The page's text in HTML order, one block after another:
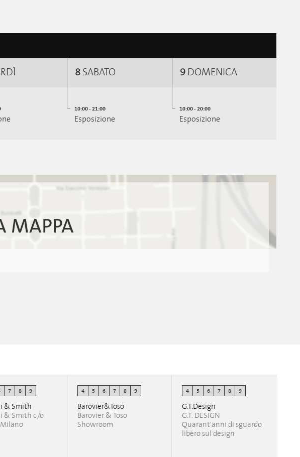
8 SABATO
10:00 - 21:00
Esposizione
9DOMENICA
10:00 - 20:00
Esposizione
MAPPA
7 8 9
& Smith
& Smith c/o
4 5 6 7 8 9
Barovier&Toso
Barovier & Toso
Showroom
4 5 6 7 8 9
G.T.Design
G.T. DESIGN
Quarant'anni di sguardo
libero sul design